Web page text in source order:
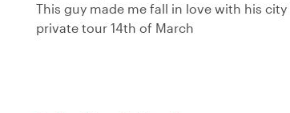
This guy made me fall in love with his
private tour 14th of March